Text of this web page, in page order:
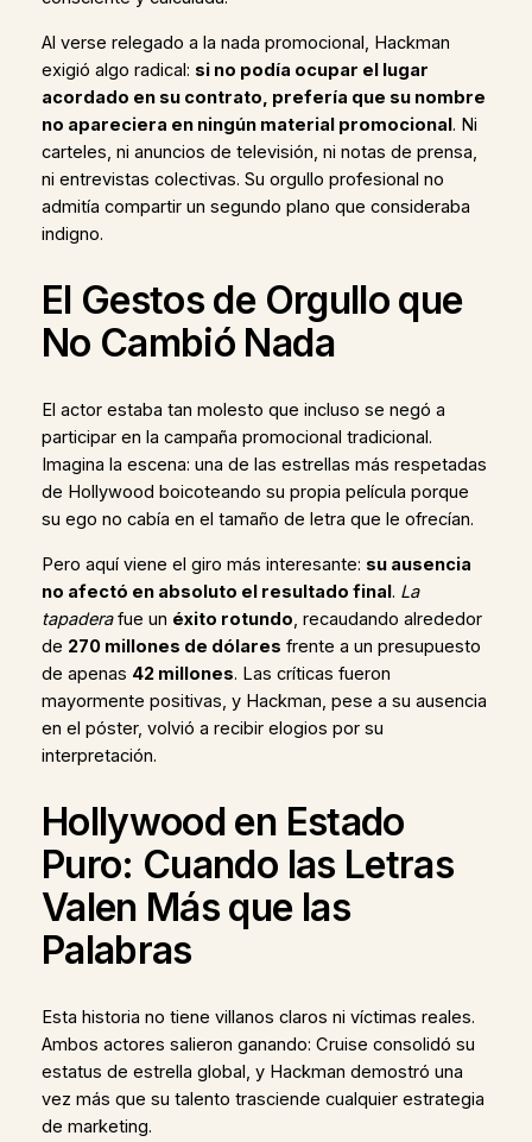
Al verse relegado a la nada promocional, Hackman
exigió algo radical: si no podía ocupar el lugar
acordado en su contrato, prefería que su nombre
no apareciera en ningún material promocional. Ni
carteles, ni anuncios de televisión, ni notas de prensa,
ni entrevistas colectivas. Su orgullo profesional no
admitía compartir un segundo plano que consideraba
indigno.
El Gestos de Orgullo que
No Cambió Nada
El actor estaba tan molesto que incluso se negó a
participar en la campaña promocional tradicional.
Imagina la escena: una de las estrellas más respetadas
de Hollywood boicoteando su propia película porque
su ego no cabía en el tamaño de letra que le ofrecían.
Pero aquí viene el giro más interesante: su ausencia
no afectó en absoluto el resultado final. La
tapaderafue un éxito rotundo , recaudando alrededor
de 270 millones de dólares frente a un presupuesto
de apenas 42 millones. Las críticas fueron
mayormente positivas, y Hackman, pese a su ausencia
en el póster, volvió a recibir elogios por su
interpretación.
Hollywood en Estado
Puro: Cuando las Letras
Valen Más que las
Palabras
Esta historia no tiene villanos claros ni víctimas reales.
Ambos actores salieron ganando: Cruise consolidó su
estatus de estrella global, y Hackman demostró una
vez más que su talento trasciende cualquier estrategia
de marketing.